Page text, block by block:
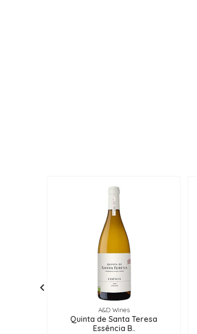
A&D Wines
Quinta de Santa Teresa
Essência B..